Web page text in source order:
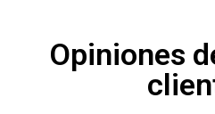
Opiniones